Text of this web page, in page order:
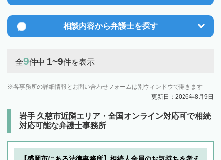
相談内容から弁護士を探す
全9件中 1~9件を表示
各事務所の詳細情報とお問い合わせフォームは別ウィンドウで開きます
更新日：2026年8月9日
岩手 久慈市近隣エリア・全国オンライン対応可で相続
対応可能な弁護士事務所